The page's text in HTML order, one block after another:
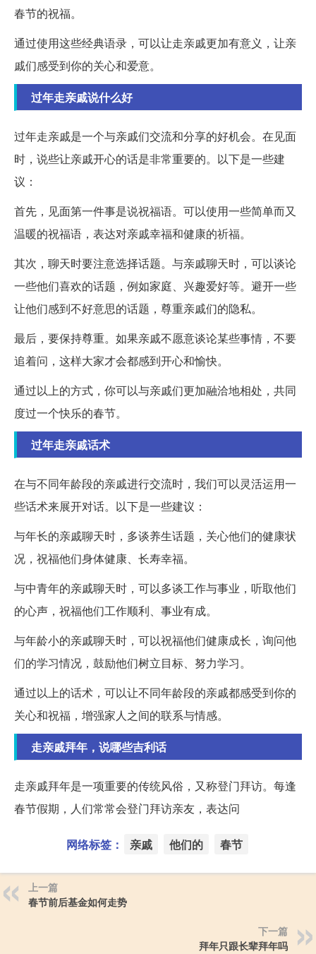
春节的祝福。
通过使用这些经典语录，可以让走亲戚更加有意义，让亲
戚们感受到你的关心和爱意。
过年走亲戚说什么好
过年走亲戚是一个与亲戚们交流和分享的好机会。在见面
时，说些让亲戚开心的话是非常重要的。以下是一些建
议：
首先，见面第一件事是说祝福语。可以使用一些简单而又
温暖的祝福语，表达对亲戚幸福和健康的祈福。
其次，聊天时要注意选择话题。与亲戚聊天时，可以谈论
一些他们喜欢的话题，例如家庭、兴趣爱好等。避开一些
让他们感到不好意思的话题，尊重亲戚们的隐私。
最后，要保持尊重。如果亲戚不愿意谈论某些事情，不要
追着问，这样大家才会都感到开心和愉快。
通过以上的方式，你可以与亲戚们更加融洽地相处，共同
度过一个快乐的春节。
过年走亲戚话术
在与不同年龄段的亲戚进行交流时，我们可以灵活运用一
些话术来展开对话。以下是一些建议：
与年长的亲戚聊天时，多谈养生话题，关心他们的健康状
况，祝福他们身体健康、长寿幸福。
与中青年的亲戚聊天时，可以多谈工作与事业，听取他们
的心声，祝福他们工作顺利、事业有成。
与年龄小的亲戚聊天时，可以祝福他们健康成长，询问他
们的学习情况，鼓励他们树立目标、努力学习。
通过以上的话术，可以让不同年龄段的亲戚都感受到你的
关心和祝福，增强家人之间的联系与情感。
走亲戚拜年，说哪些吉利话
走亲戚拜年是一项重要的传统风俗，又称登门拜访。每逢
春节假期，人们常常会登门拜访亲友，表达问
网络标签： 亲戚 他们的 春节
上一篇
春节前后基金如何走势
下一篇
拜年只跟长辈拜年吗